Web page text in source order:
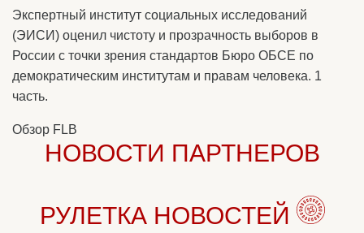
Экспертный институт социальных исследований
(ЭИСИ) оценил чистоту и прозрачность выборов в
России с точки зрения стандартов Бюро ОБСЕ по
демократическим институтам и правам человека. 1
часть.
Обзор FLB
НОВОСТИ ПАРТНЕРОВ
РУЛЕТКА НОВОСТЕЙ